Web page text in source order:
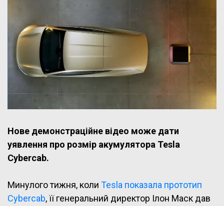
Нове демонстраційне відео може дати
уявлення про розмір акумулятора Tesla
Cybercab.
Минулого тижня, коли Tesla показала прототип
Cybercab, її генеральний директор Ілон Маск дав